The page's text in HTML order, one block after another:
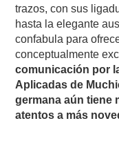
trazos, con sus
hasta la elegante
confabula para
conceptualmente
comunicación por
Aplicadas de
germana aún tiene
atentos a más